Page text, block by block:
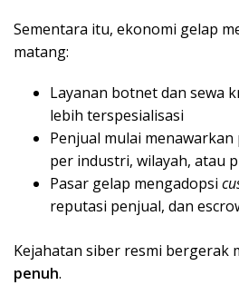
Sementara itu, ekonomi gelap
matang:
Layanan botnet dan sewa
lebih terspesialisasi
Penjual mulai
per industri, wilayah, atau
Pasar gelap mengadopsi
reputasi penjual, dan
Kejahatan siber resmi bergerak
penuh.